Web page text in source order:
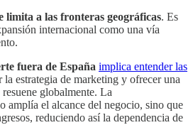
limita a las fronteras geográficas. Es
internacional como una vía
fuera de España implica entender las
la estrategia de marketing y ofrecer una
globalmente. La
amplía el alcance del negocio, sino que
reduciendo así la dependencia de